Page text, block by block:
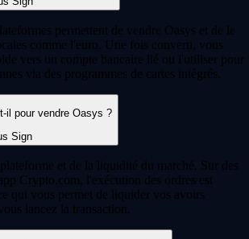
permettent de vendre Oasys et de le
comme l'euro. Une fois converti, vous
vers un compte bancaire lié ou l'utiliser pour
via des programmes de cartes intégrés.
il pour vendre Oasys ?
et de la liquidité du marché. Sur des
Crypto.com, l'exécution des ordres est
qui vous permet de liquider vos avoirs
lancez la transaction.